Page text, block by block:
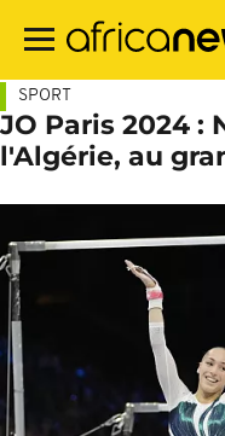
contenu
SPORT
JO Paris 2024
l'Algérie, au